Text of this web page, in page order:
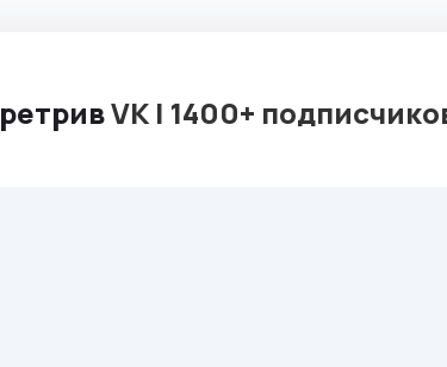
ретривVK | 1400+